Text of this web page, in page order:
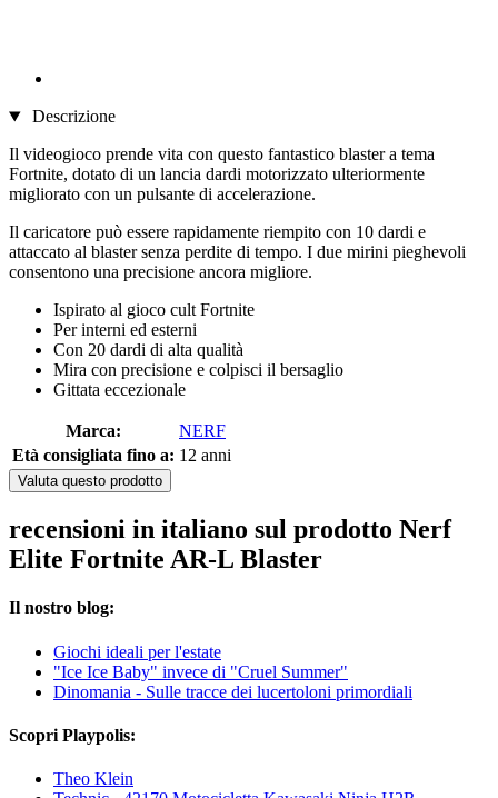
Descrizione
Il videogioco prende vita con questo fantastico blaster a tema
Fortnite, dotato di un lancia dardi motorizzato ulteriormente
migliorato con un pulsante di accelerazione.
Il caricatore può essere rapidamente riempito con 10 dardi e
attaccato al blaster senza perdite di tempo. I due mirini pieghevoli
consentono una precisione ancora migliore.
Ispirato al gioco cult Fortnite
Per interni ed esterni
Con 20 dardi di alta qualità
Mira con precisione e colpisci il bersaglio
Gittata eccezionale
Marca:
NERF
Età consigliata fino a: 12 anni
Valuta questo prodotto
recensioni in italiano sul prodotto Nerf
Elite Fortnite AR-L Blaster
Il nostro blog:
Giochi ideali per l'estate
"Ice Ice Baby" invece di "Cruel Summer"
Dinomania - Sulle tracce dei lucertoloni primordiali
Scopri Playpolis:
Theo Klein